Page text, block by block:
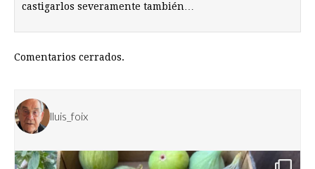
castigarlos severamente también…
Comentarios cerrados.
lluis_foix